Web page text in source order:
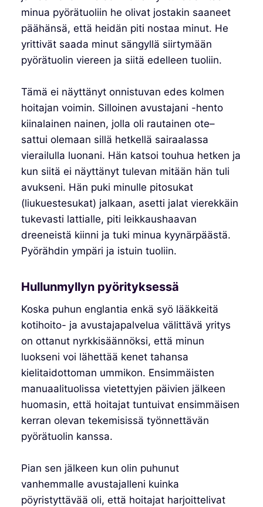
minua pyörätuoliin he olivat jostakin saaneet
päähänsä, että heidän piti nostaa minut. He
yrittivät saada minut sängyllä siirtymään
pyörätuolin viereen ja siitä edelleen tuoliin.
Tämä ei näyttänyt onnistuvan edes kolmen
hoitajan voimin. Silloinen avustajani -hento
kiinalainen nainen, jolla oli rautainen ote–
sattui olemaan sillä hetkellä sairaalassa
vierailulla luonani. Hän katsoi touhua hetken ja
kun siitä ei näyttänyt tulevan mitään hän tuli
avukseni. Hän puki minulle pitosukat
(liukuestesukat) jalkaan, asetti jalat vierekkäin
tukevasti lattialle, piti leikkaushaavan
dreeneistä kiinni ja tuki minua kyynärpäästä.
Pyörähdin ympäri ja istuin tuoliin.
Hullunmyllyn pyörityksessä
Koska puhun englantia enkä syö lääkkeitä
kotihoito- ja avustajapalvelua välittävä yritys
on ottanut nyrkkisäännöksi, että minun
luokseni voi lähettää kenet tahansa
kielitaidottoman ummikon. Ensimmäisten
manuaalituolissa vietettyjen päivien jälkeen
huomasin, että hoitajat tuntuivat ensimmäisen
kerran olevan tekemisissä työnnettävän
pyörätuolin kanssa.
Pian sen jälkeen kun olin puhunut
vanhemmalle avustajalleni kuinka
pöyristyttävää oli, että hoitajat harjoittelivat